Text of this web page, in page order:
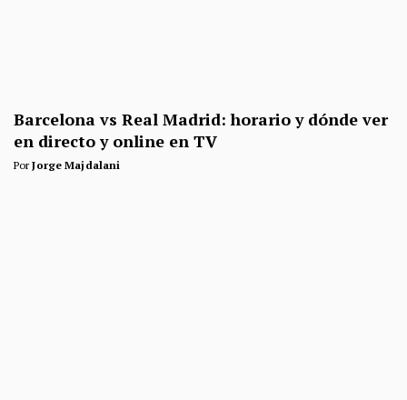
Barcelona vs Real Madrid: horario y dónde ver
en directo y online en TV
PorJorge Majdalani